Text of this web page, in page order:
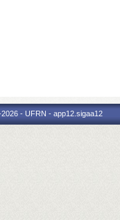
- UFRN - app12.sigaa12